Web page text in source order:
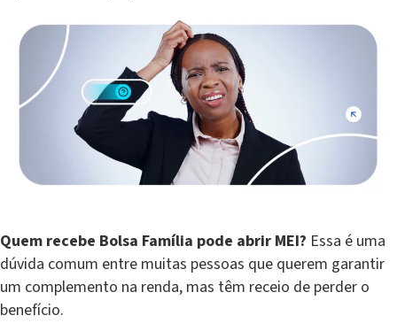
Quem recebe Bolsa Família pode abrir MEI? Essa é uma
dúvida comum entre muitas pessoas que querem garantir
um complemento na renda, mas têm receio de perder o
benefício.